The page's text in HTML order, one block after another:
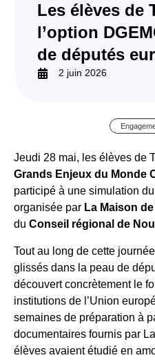
Les élèves de
l’option
de députés
2 juin 2026
Jeudi 28 mai, les élèves de
Grands Enjeux du Monde
participé à une simulation
organisée par La Maison
du Conseil régional de
Tout au long de cette
glissés dans la peau de
découvert concrètement le
institutions de l’Union
semaines de préparation à
documentaires fournis par
élèves avaient étudié en